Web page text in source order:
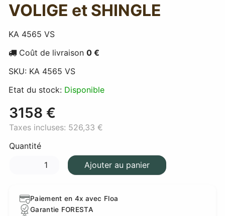
VOLIGE et SHINGLE
KA 4565 VS
Coût de livraison 0 €
SKU: KA 4565 VS
Etat du stock: Disponible
3158 €
Taxes incluses: 526,33 €
Quantité
Ajouter au panier
Paiement en 4x avec Floa
Garantie FORESTA